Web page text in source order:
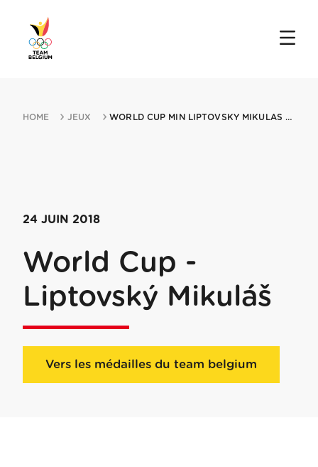
HOME JEUX WORLD CUP MIN LIPTOVSKY MIKULAS 24062018 LIPTOVSKY MIKULAS
24 JUIN 2018
World Cup -
Liptovský Mikuláš
Vers les médailles du team belgium